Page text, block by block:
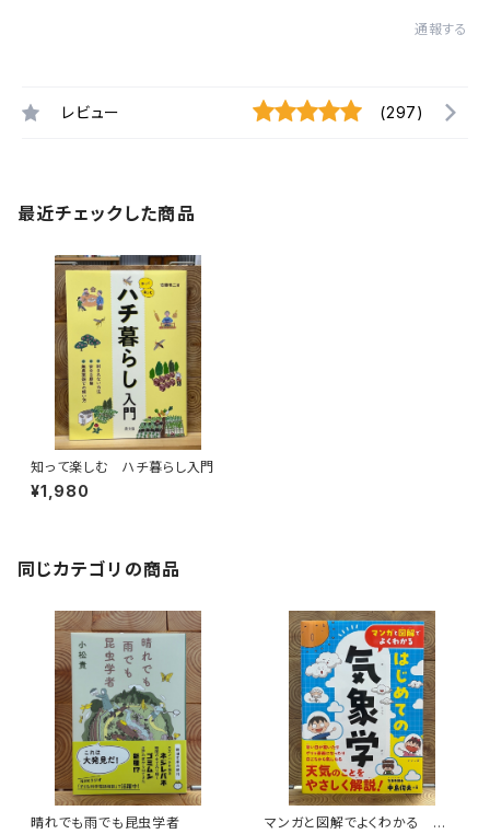
通報する
レビュー (297)
最近チェックした商品
知って楽しむ ハチ暮らし入門
¥1,980
同じカテゴリの商品
晴れでも雨でも昆虫学者
マンガと図解でよくわかる はじ